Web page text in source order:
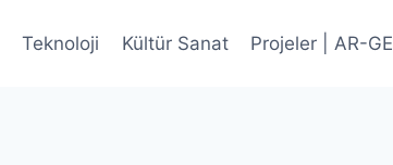
Teknoloji Kültür Sanat Projeler | AR-GE